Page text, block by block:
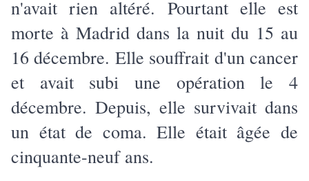
n'avait rien altéré. Pourtant elle est
morte à Madrid dans la nuit du 15 au
16 décembre. Elle souffrait d'un cancer
et avait subi une opération le 4
décembre. Depuis, elle survivait dans
un état de coma. Elle était âgée de
cinquante-neuf ans.